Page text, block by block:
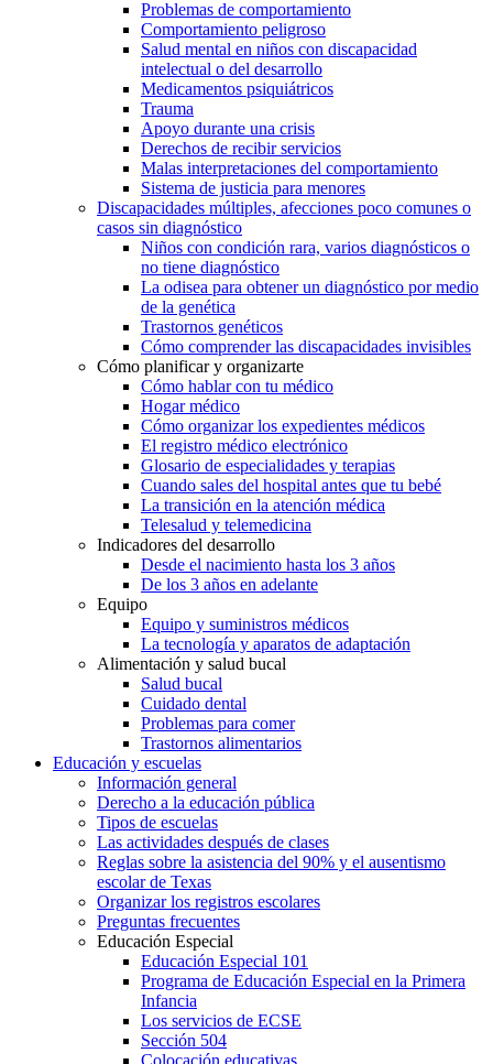
Problemas de comportamiento
Comportamiento peligroso
Salud mental en niños con discapacidad
intelectual o del desarrollo
Medicamentos psiquiátricos
Trauma
Apoyo durante una crisis
Derechos de recibir servicios
Malas interpretaciones del comportamiento
Sistema de justicia para menores
Discapacidades múltiples, afecciones poco comunes o
casos sin diagnóstico
Niños con condición rara, varios diagnósticos o
no tiene diagnóstico
La odisea para obtener un diagnóstico por medio
de la genética
Trastornos genéticos
Cómo comprender las discapacidades invisibles
Cómo planificar y organizarte
Cómo hablar con tu médico
Hogar médico
Cómo organizar los expedientes médicos
El registro médico electrónico
Glosario de especialidades y terapias
Cuando sales del hospital antes que tu bebé
La transición en la atención médica
Telesalud y telemedicina
Indicadores del desarrollo
Desde el nacimiento hasta los 3 años
De los 3 años en adelante
Equipo
Equipo y suministros médicos
La tecnología y aparatos de adaptación
Alimentación y salud bucal
Salud bucal
Cuidado dental
Problemas para comer
Trastornos alimentarios
Educación y escuelas
Información general
Derecho a la educación pública
Tipos de escuelas
Las actividades después de clases
Reglas sobre la asistencia del 90% y el ausentismo
escolar de Texas
Organizar los registros escolares
Preguntas frecuentes
Educación Especial
Educación Especial 101
Programa de Educación Especial en la Primera
Infancia
Los servicios de ECSE
Sección 504
Colocación educativas